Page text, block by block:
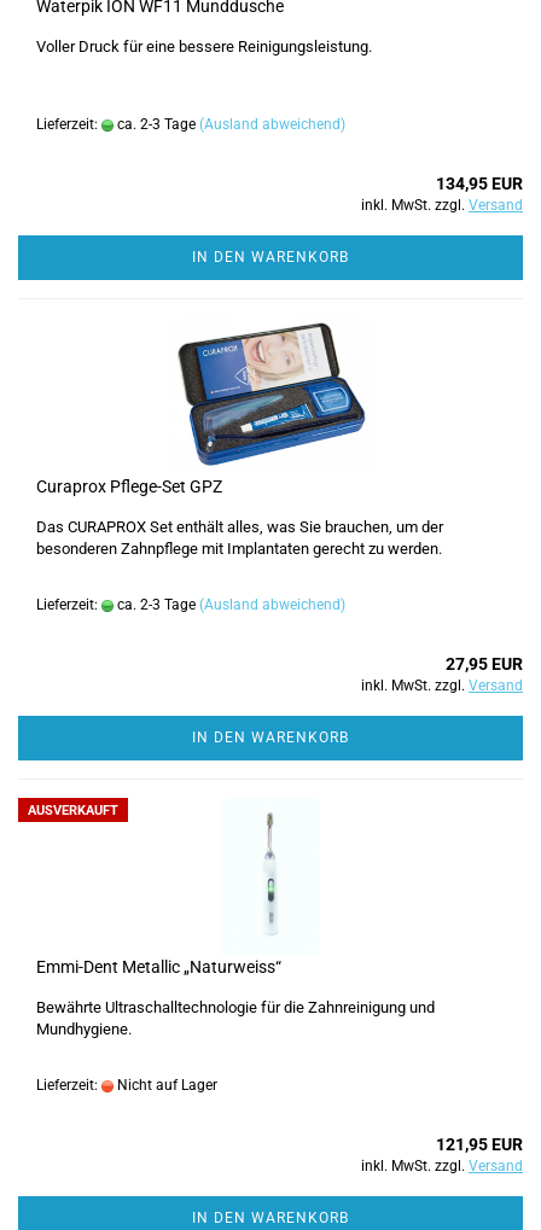
Waterpik ION WF11 Munddusche
Voller Druck für eine bessere Reinigungsleistung.
Lieferzeit: ca. 2-3 Tage (Ausland abweichend)
134,95 EUR
inkl. MwSt. zzgl. Versand
IN DEN WARENKORB
Curaprox Pflege-Set GPZ
Das CURAPROX Set enthält alles, was Sie brauchen, um der
besonderen Zahnpflege mit Implantaten gerecht zu werden.
Lieferzeit: ca. 2-3 Tage (Ausland abweichend)
27,95 EUR
inkl. MwSt. zzgl. Versand
IN DEN WARENKORB
AUSVERKAUFT
Emmi-Dent Metallic „Naturweiss“
Bewährte Ultraschalltechnologie für die Zahnreinigung und
Mundhygiene.
Lieferzeit: Nicht auf Lager
121,95 EUR
inkl. MwSt. zzgl. Versand
IN DEN WARENKORB